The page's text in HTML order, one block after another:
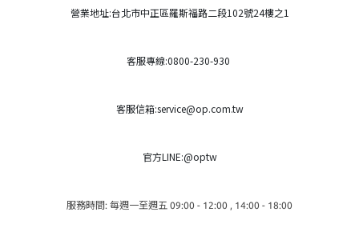
營業地址:台北市中正區羅斯福路二段102號24樓之1
客服專線:0800-230-930
客服信箱:service@op.com.tw
官方LINE:@optw
服務時間: 每週一至週五 09:00 - 12:00 , 14:00 - 18:00